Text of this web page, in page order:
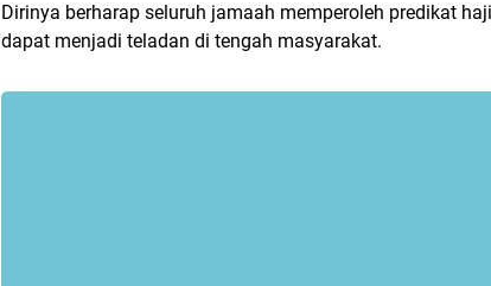
Dirinya berharap seluruh jamaah memperoleh predikat
dapat menjadi teladan di tengah masyarakat.